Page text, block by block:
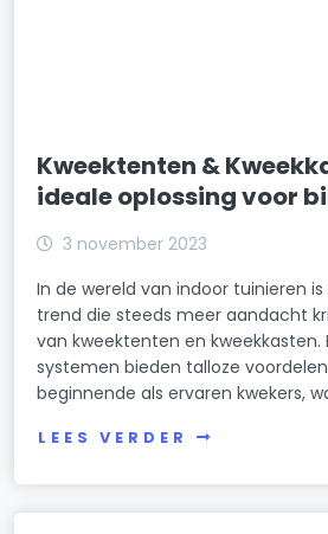
Kweektenten &
ideale oplossing voor
3 november 2023
In de wereld van indoor tuinieren
trend die steeds meer aandacht
van kweektenten en kweekkasten.
systemen bieden talloze
beginnende als ervaren kwekers,
LEES VERDER